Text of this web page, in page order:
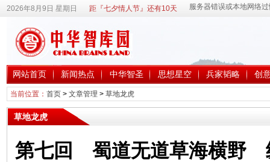
2026年8月9日 星期日 距『七夕情人节』还有10天
网站首页 新闻热点 中华智圣 思想星空 兵家韬略 创
当前位置： 首页> 文章管理 > 草地龙虎
草地龙虎
第七回 蜀道无道草海横野